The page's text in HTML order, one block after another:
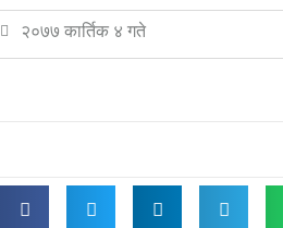
२०७७ कार्तिक ४ गते